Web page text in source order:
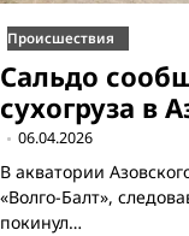
Происшествия
Сальдо
сухогруза в
06.04.2026
В акватории
«Волго-Балт»,
покинул…